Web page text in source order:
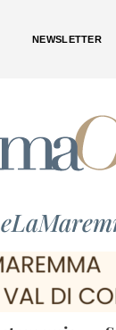
NEWSLETTER